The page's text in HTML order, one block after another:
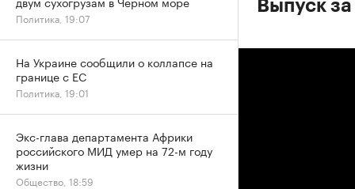
Выпуск
Политика, 19:07
На Украине сообщили о коллапсе на
границе с ЕС
Политика, 19:01
Экс-глава департамента Африки
российского МИД умер на 72-м году
жизни
Общество, 18:59